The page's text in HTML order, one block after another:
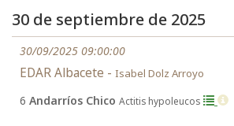
30 de septiembre de 2025
30/09/2025 09:00:00
EDAR Albacete - Isabel Dolz Arroyo
6 Andarríos Chico Actitis hypoleucos